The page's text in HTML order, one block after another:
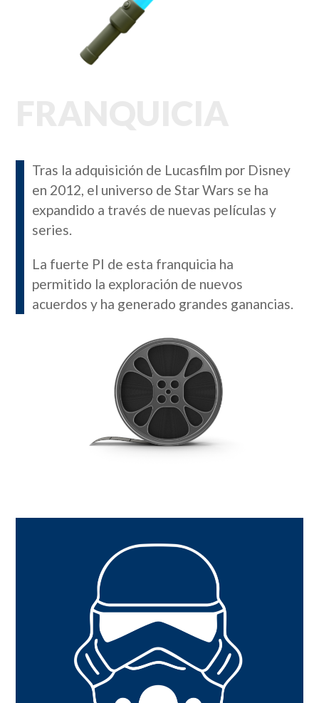
Tras la adquisición de Lucasfilm por Disney
en 2012, el universo de Star Wars se ha
expandido a través de nuevas películas y
series.
La fuerte PI de esta franquicia ha
permitido la exploración de nuevos
acuerdos y ha generado grandes ganancias.